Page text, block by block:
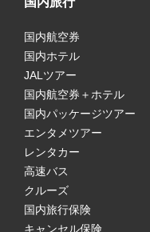
国内航空券
国内ホテル
JALツアー
国内航空券＋ホテル
国内パッケージツアー
エンタメツアー
レンタカー
高速バス
クルーズ
国内旅行保険
キャンセル保険